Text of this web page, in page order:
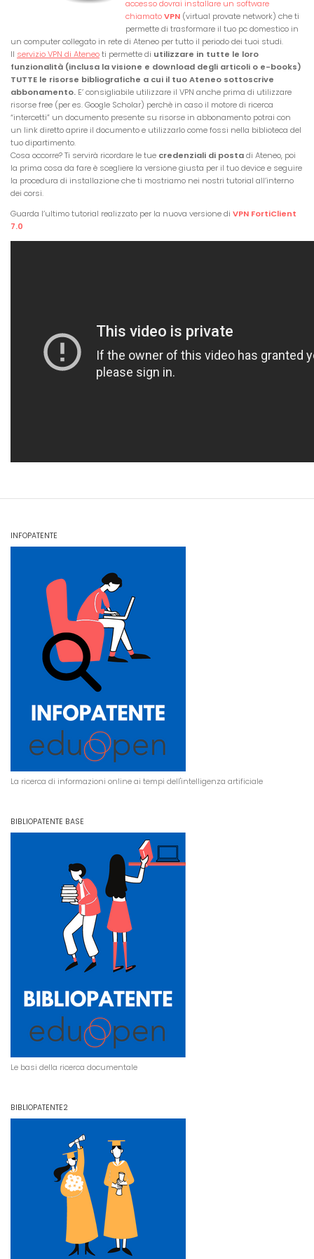
accesso dovrai installare un software
chiamatoVPN (virtual provate network) che ti
permette di trasformare il tuo pc domestico in
un computer collegato in rete di Ateneo per tutto il periodo dei tuoi studi.
Il servizio VPN di Ateneoti permette di utilizzare in tutte le loro
funzionalità (inclusa la visione e download degli articoli o e-books)
TUTTE le risorse bibliografiche a cui il tuo Ateneo sottoscrive
abbonamento. E’ consigliabile utilizzare il VPN anche prima di utilizzare
risorse free (per es. Google Scholar) perchè in caso il motore di ricerca
“intercetti” un documento presente su risorse in abbonamento potrai con
un link diretto aprire il documento e utilizzarlo come fossi nella biblioteca del
tuo dipartimento.
Cosa occorre? Ti servirà ricordare le tue credenziali di postadi Ateneo, poi
la prima cosa da fare è scegliere la versione giusta per il tuo device e seguire
la procedura di installazione che ti mostriamo nei nostri tutorial all’interno
dei corsi.
Guarda l’ultimo tutorial realizzato per la nuova versione di VPN FortiClient
7.0
INFOPATENTE
La ricerca di informazioni online ai tempi dell'intelligenza artificiale
BIBLIOPATENTE BASE
Le basi della ricerca documentale
BIBLIOPATENTE2